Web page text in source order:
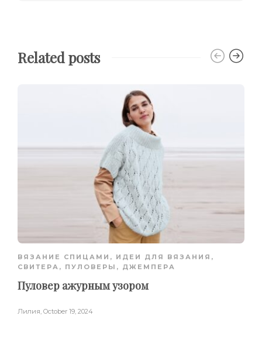
Related posts
ВЯЗАНИЕ СПИЦАМИ , ИДЕИ ДЛЯ ВЯЗАНИЯ ,
СВИТЕРА, ПУЛОВЕРЫ, ДЖЕМПЕРА
Пуловер ажурным узором
Лилия October 19, 2024